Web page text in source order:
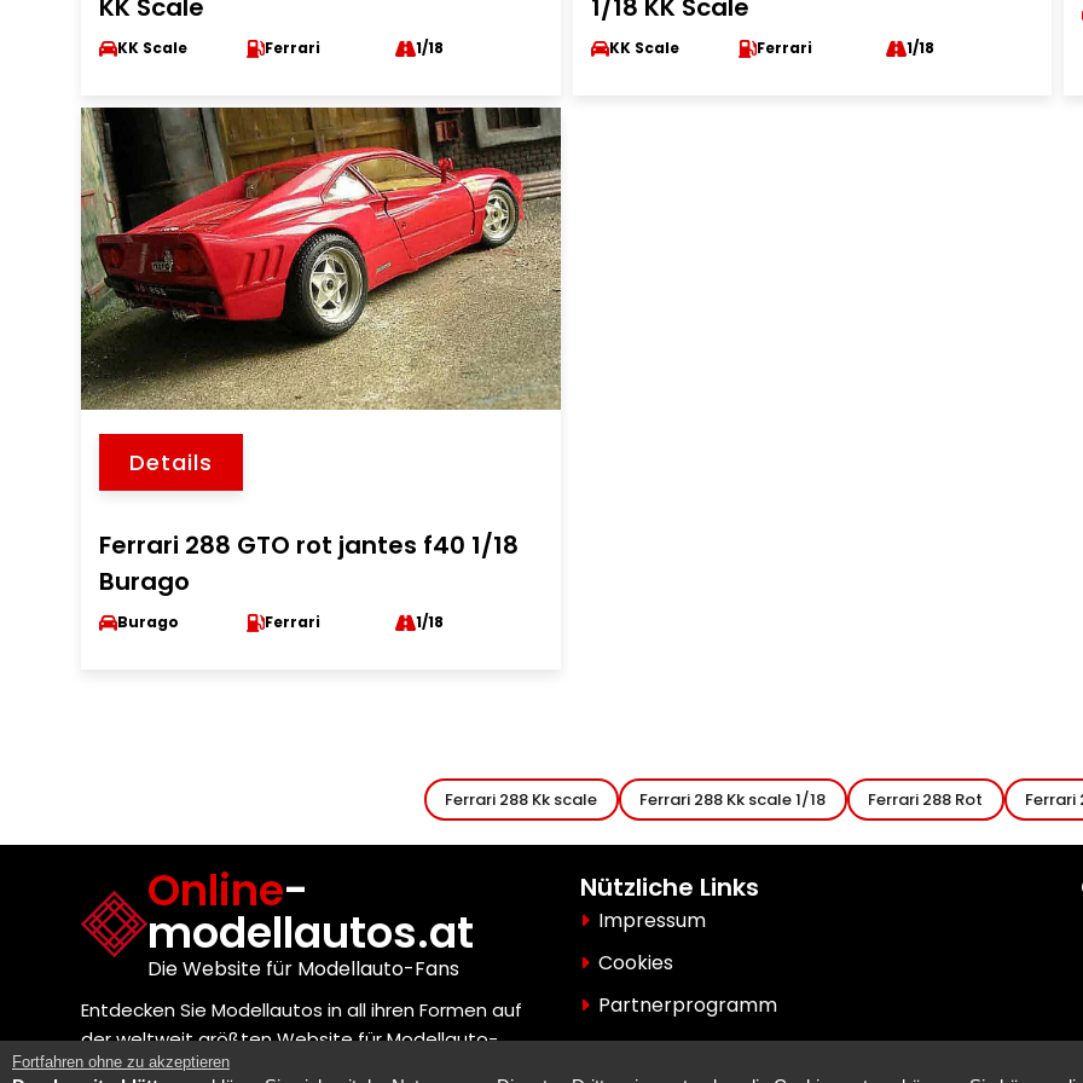
KK Scale
KK Scale Ferrari 1/18
1/18 KK Scale
KK Scale Ferrari 1/18
Details
Ferrari 288 GTO rot jantes f40 1/18
Burago
Burago Ferrari 1/18
Ferrari 288 Kk scale Ferrari 288 Kk scale 1/18 Ferrari 288 Rot Ferrari
Online-
modellautos.at
Die Website für Modellauto-Fans
Entdecken Sie Modellautos in all ihren Formen auf
der weltweit größten Website für Modellauto-
Enthusiasten!
Nützliche Links
Impressum
Cookies
Partnerprogramm
Fortfahren ohne zu akzeptieren